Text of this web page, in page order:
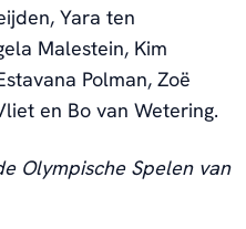
Yara ten
Malestein, Kim
Polman, Zoë
en Bo van Wetering.
Olympische Spelen van